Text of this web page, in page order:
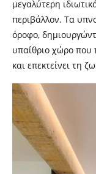
μεγαλύτερη
περιβάλλον. Τα
όροφο,
υπαίθριο χώρο που
και επεκτείνει τη